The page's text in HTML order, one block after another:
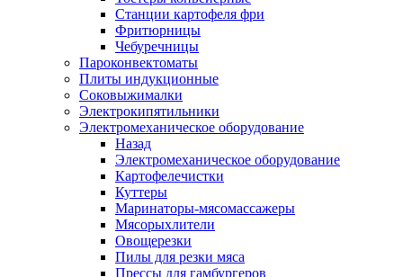
Станции картофеля фри
Фритюрницы
Чебуречницы
Пароконвектоматы
Плиты индукционные
Соковыжималки
Электрокипятильники
Электромеханическое оборудование
Назад
Электромеханическое оборудование
Картофелечистки
Куттеры
Маринаторы-мясомассажеры
Мясорыхлители
Овощерезки
Пилы для резки мяса
Прессы для гамбургеров